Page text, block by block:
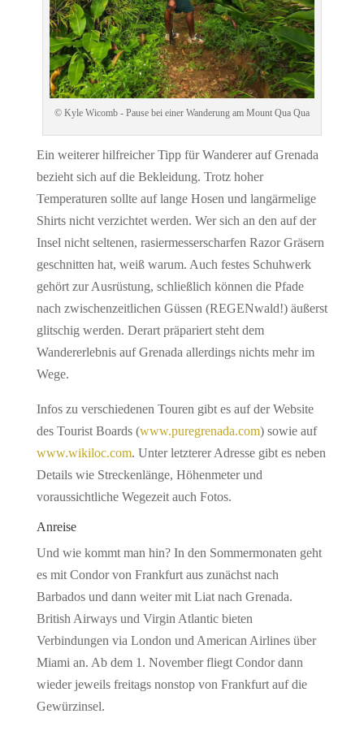
© Kyle Wicomb - Pause bei einer Wanderung am Mount Qua Qua
Ein weiterer hilfreicher Tipp für Wanderer auf Grenada
bezieht sich auf die Bekleidung. Trotz hoher
Temperaturen sollte auf lange Hosen und langärmelige
Shirts nicht verzichtet werden. Wer sich an den auf der
Insel nicht seltenen, rasiermesserscharfen Razor Gräsern
geschnitten hat, weiß warum. Auch festes Schuhwerk
gehört zur Ausrüstung, schließlich können die Pfade
nach zwischenzeitlichen Güssen (REGENwald!) äußerst
glitschig werden. Derart präpariert steht dem
Wandererlebnis auf Grenada allerdings nichts mehr im
Wege.
Infos zu verschiedenen Touren gibt es auf der Website
des Tourist Boards (www.puregrenada.com) sowie auf
www.wikiloc.com. Unter letzterer Adresse gibt es neben
Details wie Streckenlänge, Höhenmeter und
voraussichtliche Wegezeit auch Fotos.
Anreise
Und wie kommt man hin? In den Sommermonaten geht
es mit Condor von Frankfurt aus zunächst nach
Barbados und dann weiter mit Liat nach Grenada.
British Airways und Virgin Atlantic bieten
Verbindungen via London und American Airlines über
Miami an. Ab dem 1. November fliegt Condor dann
wieder jeweils freitags nonstop von Frankfurt auf die
Gewürzinsel.